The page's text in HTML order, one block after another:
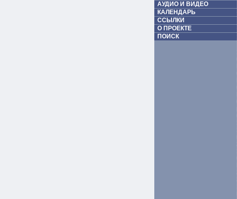
АУДИО И ВИДЕО
КАЛЕНДАРЬ
ССЫЛКИ
О ПРОЕКТЕ
ПОИСК